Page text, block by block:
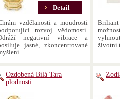
Detail
vzdělanosti a moudrosti
rozvoj vědomostí.
negativní vibrace a
jasné, zkoncentrované
životní
Ozdobená Bílá Tara
plodnosti